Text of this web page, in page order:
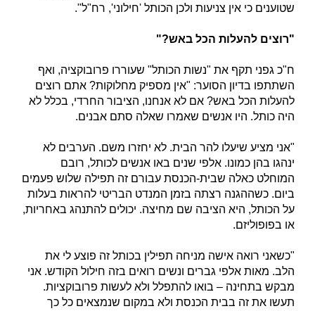
שטוענים כי אין צניעות ולכן הכותל 'חילוני', רח"ל".
"רוצים להעלות הכל באש?"
ח"כ גפני תקף את "נשות הכותל" שעוררו פרובוקציה, ואף
השתתפו בדיון הסוער: "אין מספיק מחלוקות? אתם רוצים
להעלות הכל באש? אם לא אנחנו, הציבור החרדי, בכלל לא
היה כותל. היו אנשים שאמרו שאלה סתם אבנים.
"אני מציע שיעלו להר הבית. לא יחזרו משם. הערבים לא
ינהגו בהן כמונו. אלפי שנים באו אנשים לכותל, רובם
המוחלט כאלה שבית-הכנסת עבורם זה תפילה שלוש פעמים
ביום. כשההגנה רצתה בזמן המנדט הבריטי להראות בעלות
על הכותל, היא הציבה שם מחיצה. יכולים להתנהג באחריות,
או בפופוליזם.
"כשאני רואה אישה מניחה תפילין בכותל זה פוצע לי את
הלב. מאות אלפי גברים ונשים רואים בזה חילול הקודש. אני
מבקש בתחינה – בואו להתפלל ולא לעשות פרובוקציות.
תעשו את זה בבית הכנסת ולא במקום שנמצאים כל כך